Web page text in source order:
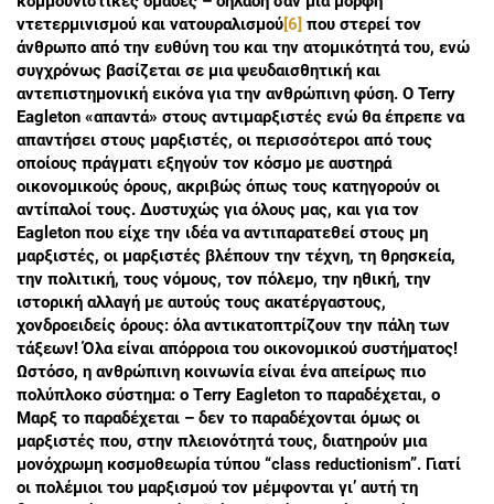
ντετερμινισμού και νατουραλισμού[6] που στερεί τον
άνθρωπο από την ευθύνη του και την ατομικότητά του, ενώ
συγχρόνως βασίζεται σε μια ψευδαισθητική και
αντεπιστημονική εικόνα για την ανθρώπινη φύση. Ο Terry
Eagleton «απαντά» στους αντιμαρξιστές ενώ θα έπρεπε να
απαντήσει στους μαρξιστές, οι περισσότεροι από τους
οποίους πράγματι εξηγούν τον κόσμο με αυστηρά
οικονομικούς όρους, ακριβώς όπως τους κατηγορούν οι
αντίπαλοί τους. Δυστυχώς για όλους μας, και για τον
Εagleton που είχε την ιδέα να αντιπαρατεθεί στους μη
μαρξιστές, οι μαρξιστές βλέπουν την τέχνη, τη θρησκεία,
την πολιτική, τους νόμους, τον πόλεμο, την ηθική, την
ιστορική αλλαγή με αυτούς τους ακατέργαστους,
χονδροειδείς όρους: όλα αντικατοπτρίζουν την πάλη των
τάξεων! Όλα είναι απόρροια του οικονομικού συστήματος!
Ωστόσο, η ανθρώπινη κοινωνία είναι ένα απείρως πιο
πολύπλοκο σύστημα: ο Τerry Eagleton το παραδέχεται, ο
Μαρξ το παραδέχεται – δεν το παραδέχονται όμως οι
μαρξιστές που, στην πλειονότητά τους, διατηρούν μια
μονόχρωμη κοσμοθεωρία τύπου “class reductionism”. Γιατί
οι πολέμιοι του μαρξισμού τον μέμφονται γι’ αυτή τη